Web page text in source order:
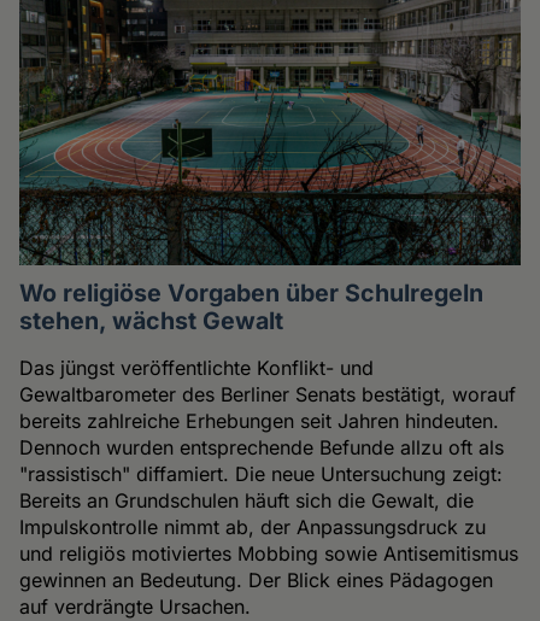
Wo religiöse Vorgaben über Schulregeln
stehen, wächst Gewalt
Das jüngst veröffentlichte Konflikt- und
Gewaltbarometer des Berliner Senats bestätigt, worauf
bereits zahlreiche Erhebungen seit Jahren hindeuten.
Dennoch wurden entsprechende Befunde allzu oft als
"rassistisch" diffamiert. Die neue Untersuchung zeigt:
Bereits an Grundschulen häuft sich die Gewalt, die
Impulskontrolle nimmt ab, der Anpassungsdruck zu
und religiös motiviertes Mobbing sowie Antisemitismus
gewinnen an Bedeutung. Der Blick eines Pädagogen
auf verdrängte Ursachen.